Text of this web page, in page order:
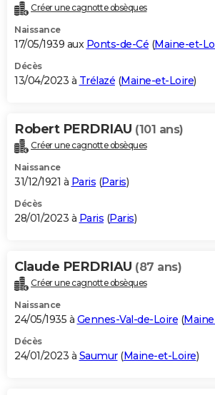
Créer une cagnotte obsèques
Naissance
17/05/1939 aux Ponts-de-Cé (Maine-et-
Décès
13/04/2023 à Trélazé (Maine-et-Loire)
Robert PERDRIAU (101 ans)
Créer une cagnotte obsèques
Naissance
31/12/1921 à Paris (Paris)
Décès
28/01/2023 à Paris (Paris)
Claude PERDRIAU (87 ans)
Créer une cagnotte obsèques
Naissance
24/05/1935 à Gennes-Val-de-Loire (
Décès
24/01/2023 à Saumur(Maine-et-Loire)